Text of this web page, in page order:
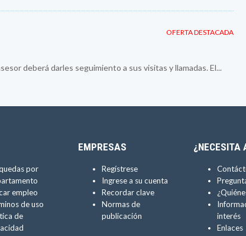
OFERTA DESTACADA
deberá darles seguimiento a sus visitas y llamadas. El...
por
empleo
de uso
de
EMPRESAS
Regístrese
Ingrese a su cuenta
Recordar clave
Normas de
publicación
¿NECESITA
interés
Enlaces